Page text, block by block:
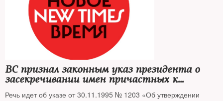
ВС признал законным указ президента о
засекречивании имен причастных к
Большому террору сотрудников НКВД
Речь идет об указе от 30.11.1995 № 1203 «Об утверждении